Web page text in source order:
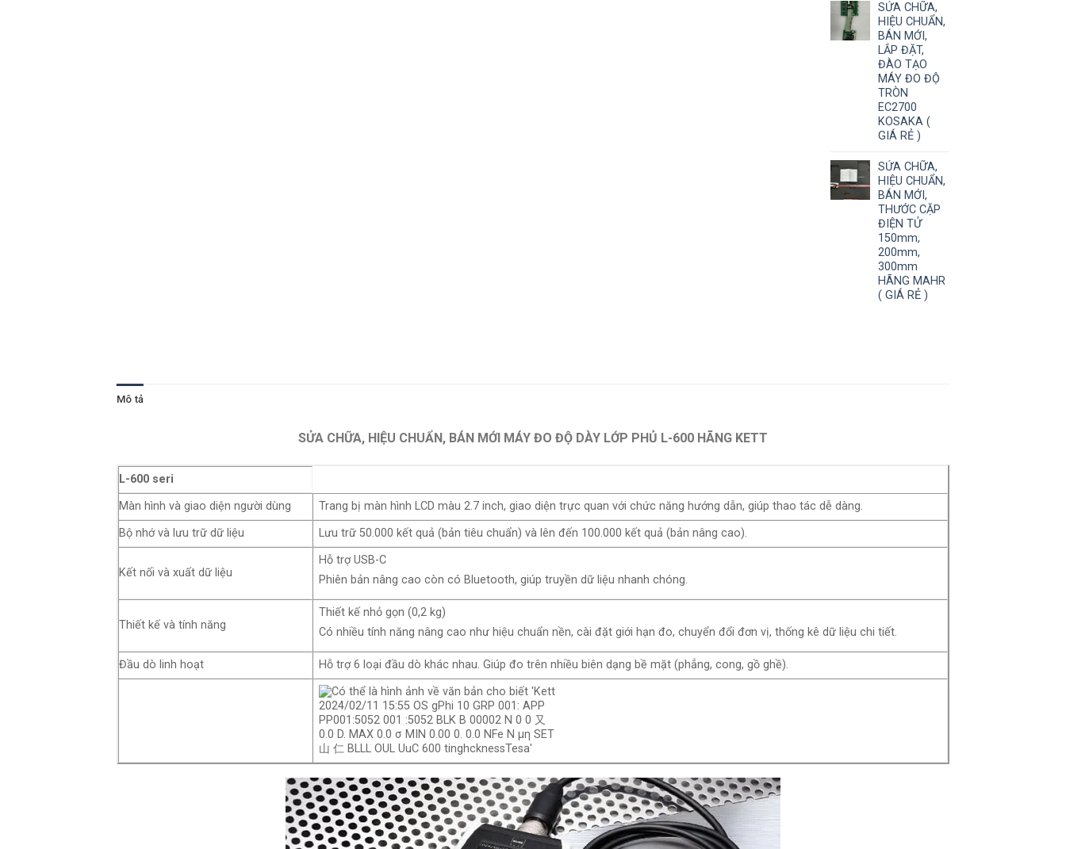
SỬA CHỮA,
HIỆU CHUẨN,
BÁN MỚI,
LẮP ĐẶT,
ĐÀO TẠO
MÁY ĐO ĐỘ
TRÒN
EC2700
KOSAKA (
GIÁ RẺ )
SỬA CHỮA,
HIỆU CHUẨN,
BÁN MỚI,
THƯỚC CẶP
ĐIỆN TỬ
150mm,
200mm,
300mm
HÃNG MAHR
( GIÁ RẺ )
Mô tả
SỬA CHỮA, HIỆU CHUẨN, BÁN MỚI MÁY ĐO ĐỘ DÀY LỚP PHỦ L-600 HÃNG KETT
L-600 seri
Màn hình và giao diện người dùng
Trang bị màn hình LCD màu 2.7 inch, giao diện trực quan với chức năng hướng dẫn, giúp thao tác dễ dàng.
Bộ nhớ và lưu trữ dữ liệu
Lưu trữ 50.000 kết quả (bản tiêu chuẩn) và lên đến 100.000 kết quả (bản nâng cao).
Kết nối và xuất dữ liệu
Hỗ trợ USB-C
Phiên bản nâng cao còn có Bluetooth, giúp truyền dữ liệu nhanh chóng.
Thiết kế và tính năng
Thiết kế nhỏ gọn (0,2 kg)
Có nhiều tính năng nâng cao như hiệu chuẩn nền, cài đặt giới hạn đo, chuyển đổi đơn vị, thống kê dữ liệu chi tiết.
Đầu dò linh hoạt Hỗ trợ 6 loại đầu dò khác nhau. Giúp đo trên nhiều biên dạng bề mặt (phẳng, cong, gồ ghề).